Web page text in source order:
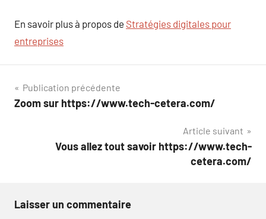
En savoir plus à propos de Stratégies digitales pour
entreprises
Navigation
de
Publication précédente
Zoom sur https://www.tech-cetera.com/
Article suivant
Vous allez tout savoir https://www.tech-
cetera.com/
Laisser un commentaire